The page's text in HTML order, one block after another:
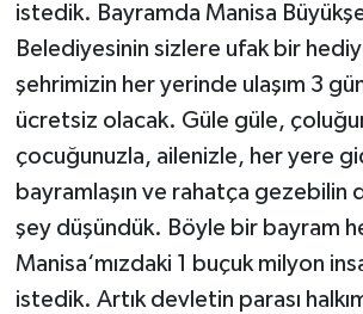
istedik. Bayramda Manisa
Belediyesinin sizlere ufak bir
şehrimizin her yerinde ulaşım 3
ücretsiz olacak. Güle güle,
çocuğunuzla, ailenizle, her yere
bayramlaşın ve rahatça gezebilin
şey düşündük. Böyle bir bayram
Manisa‘mızdaki 1 buçuk milyon
istedik. Artık devletin parası